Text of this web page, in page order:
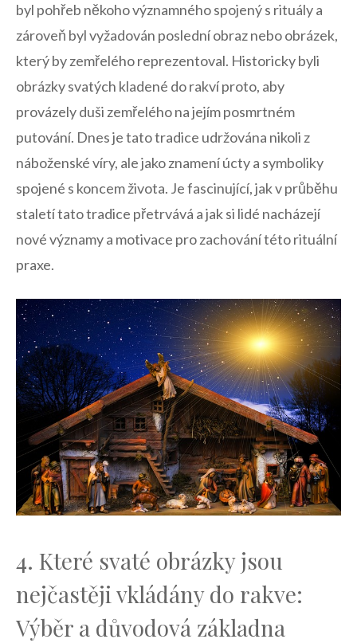
byl pohřeb někoho významného spojený s rituály a
⁢zároveň byl vyžadován poslední obraz nebo obrázek,
který by zemřelého reprezentoval. Historicky byli
obrázky svatých ⁣kladené‌ do rakví proto, ​aby⁣
provázely ‌duši zemřelého na jejím posmrtném
putování. Dnes je tato tradice udržována nikoli z
náboženské víry, ale⁢ jako znamení úcty a symboliky
spojené s koncem života.​ Je fascinující, jak v průběhu
staletí tato tradice přetrvává a ⁢jak⁣ si lidé nacházejí
nové významy a motivace pro zachování této rituální
praxe.
4. Které svaté obrázky ⁤jsou
nejčastěji ‍vkládány do rakve:
‌Výběr a důvodová základna